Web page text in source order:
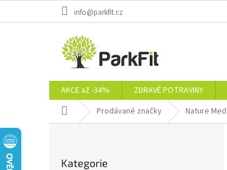
info@parkfit.cz
AKCE až -34% ZDRAVÉ POTRAVINY
Domů Prodávané značky Nature Med
kategorie
Kategorie